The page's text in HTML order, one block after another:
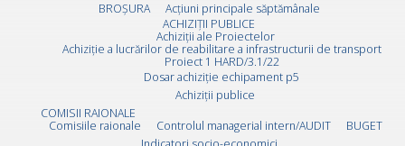
BROȘURA
Acţiuni principale săptămânale
ACHIZIȚII PUBLICE
Achiziții ale Proiectelor
Achiziție a lucrărilor de reabilitare a infrastructurii de transport
Proiect 1 HARD/3.1/22
Dosar achiziție echipament p5
Achiziții publice
COMISII RAIONALE
Comisiile raionale
Controlul managerial intern/AUDIT
BUGET